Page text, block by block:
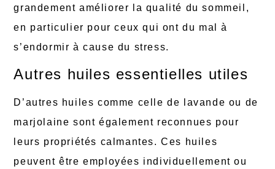
grandement améliorer la qualité du sommeil,
en particulier pour ceux qui ont du mal à
s’endormir à cause du stress.
Autres huiles essentielles utiles
D’autres huiles comme celle de lavande ou de
marjolaine sont également reconnues pour
leurs propriétés calmantes. Ces huiles
peuvent être employées individuellement ou